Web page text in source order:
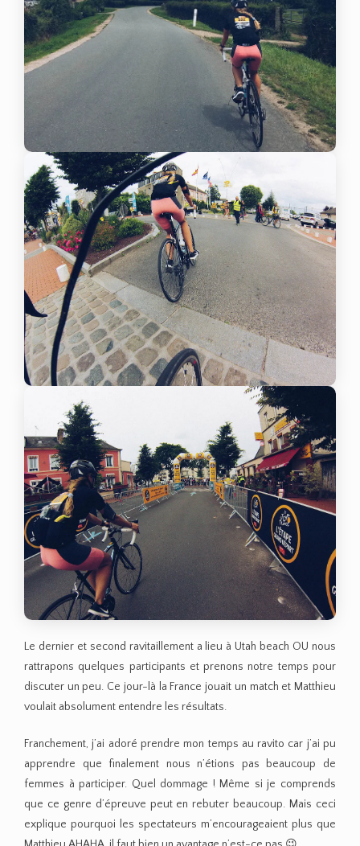
Le dernier et second ravitaillement a lieu à Utah beach OU nous
rattrapons quelques participants et prenons notre temps pour
discuter un peu. Ce jour-là la France jouait un match et Matthieu
voulait absolument entendre les résultats.
Franchement, j’ai adoré prendre mon temps au ravito car j’ai pu
apprendre que finalement nous n’étions pas beaucoup de
femmes à participer. Quel dommage ! Même si je comprends
que ce genre d’épreuve peut en rebuter beaucoup. Mais ceci
explique pourquoi les spectateurs m’encourageaient plus que